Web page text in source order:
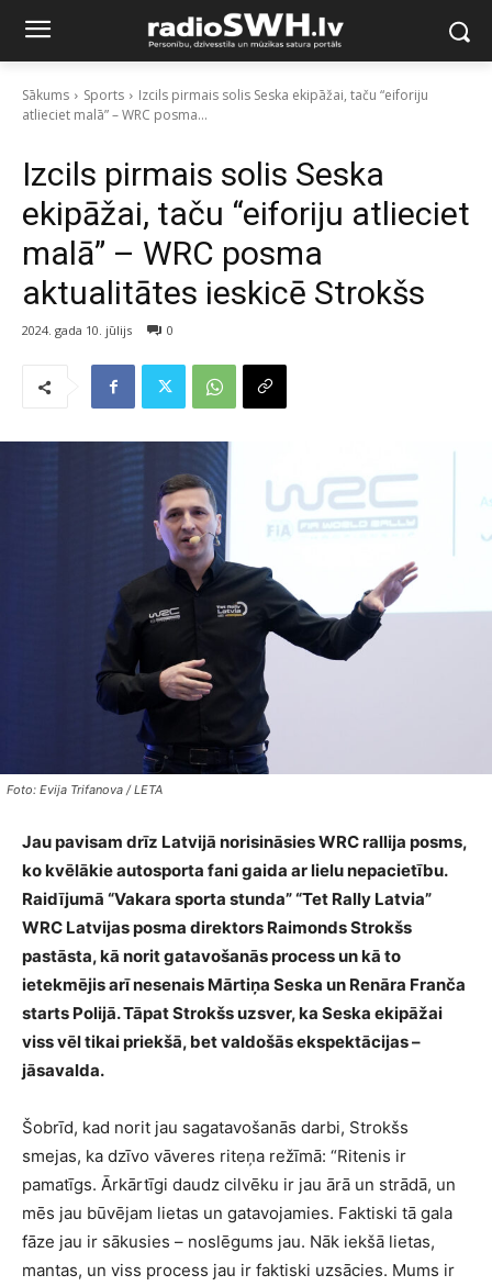
Sākums Sports
Izcils pirmais solis Seska ekipāžai, taču “eiforiju
atlieciet malā” – WRC posma...
Izcils pirmais solis Seska
ekipāžai, taču “eiforiju atlieciet
malā” – WRC posma
aktualitātes ieskicē Strokšs
2024. gada 10. jūlijs 0
Foto: Evija Trifanova / LETA
Jau pavisam drīz Latvijā norisināsies WRC rallija posms,
ko kvēlākie autosporta fani gaida ar lielu nepacietību.
Raidījumā “Vakara sporta stunda” “Tet Rally Latvia”
WRC Latvijas posma direktors Raimonds Strokšs
pastāsta, kā norit gatavošanās process un kā to
ietekmējis arī nesenais Mārtiņa Seska un Renāra Franča
starts Polijā. Tāpat Strokšs uzsver, ka Seska ekipāžai
viss vēl tikai priekšā, bet valdošās ekspektācijas –
jāsavalda.
Šobrīd, kad norit jau sagatavošanās darbi, Strokšs
smejas, ka dzīvo vāveres riteņa režīmā: “Ritenis ir
pamatīgs. Ārkārtīgi daudz cilvēku ir jau ārā un strādā, un
mēs jau būvējam lietas un gatavojamies. Faktiski tā gala
fāze jau ir sākusies – noslēgums jau. Nāk iekšā lietas,
mantas, un viss process jau ir faktiski uzsācies. Mums ir